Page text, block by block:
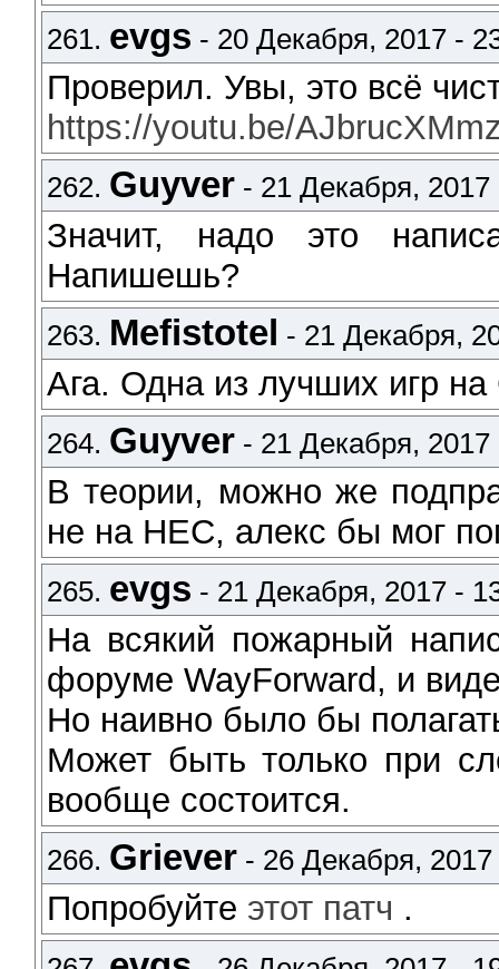
261. evgs - 20 Декабря, 2017 -
Проверил. Увы, это всё
https://youtu.be/
262. Guyver - 21 Декабря,
Значит, надо это
Напишешь?
263. Mefistotel - 21 Декабря,
Ага. Одна из лучших игр на
264. Guyver - 21 Декабря,
В теории, можно же
не на НЕС, алекс бы мог
265. evgs - 21 Декабря, 2017 -
На всякий пожарный
форуме WayForward, и
Но наивно было бы
Может быть только при
вообще состоится.
266. Griever - 26 Декабря,
Попробуйте этот патч .